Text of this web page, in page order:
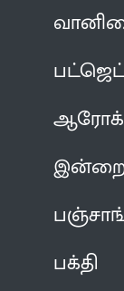
பட்ஜெட்
பக்தி